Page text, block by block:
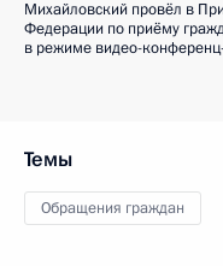
Михайловский провёл в
Федерации по приёму
в режиме видео-
Темы
Обращения граждан